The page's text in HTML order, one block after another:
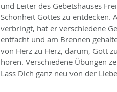
und Leiter des Gebetshauses
Schönheit Gottes zu entdecken.
verbringt, hat er verschiedene
entfacht und am Brennen
von Herz zu Herz, darum, Gott
hören. Verschiedene Übungen
Lass Dich ganz neu von der